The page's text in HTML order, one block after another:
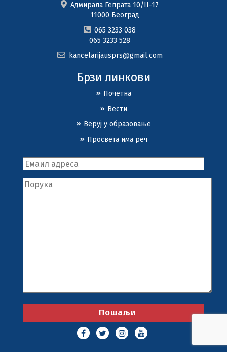
Адмирала Гепрата 10/II-17
11000 Београд
065 3233 038
065 3233 528
kancelarijausprs@gmail.com
Брзи линкови
Почетна
Вести
Веруј у образовање
Просвета има реч